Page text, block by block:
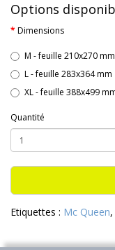
Options
Dimensions
M - feuille 210x270 mm
L - feuille 283x364 mm
XL - feuille 388x499
Quantité
Etiquettes : Mc Queen,